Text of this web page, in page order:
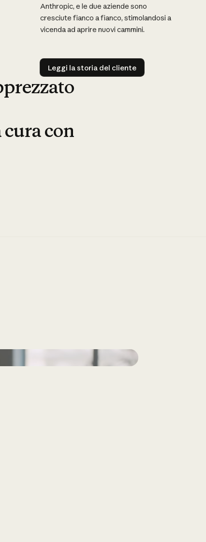
Anthropic, e le due aziende sono
cresciute fianco a fianco, stimolandosi a
vicenda ad aprire nuovi cammini.
Leggi la storia del cliente
Leggi la storia del cliente
con